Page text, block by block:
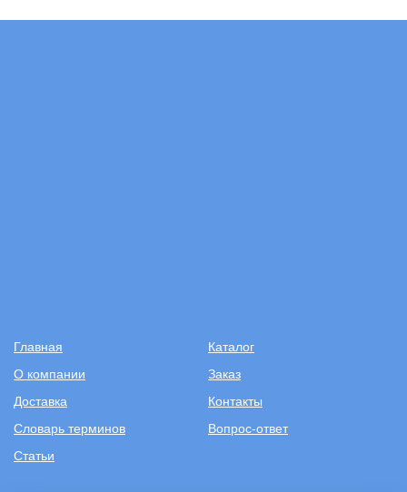
Главная
Каталог
О компании
Заказ
Доставка
Контакты
Словарь терминов
Вопрос-ответ
Статьи